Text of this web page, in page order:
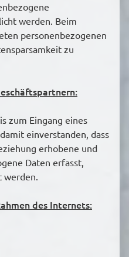
werden. Beim
personenbezogenen
zu
zum Eingang eines
einverstanden, dass
erhobene und
Daten erfasst,
werden.
des Internets: